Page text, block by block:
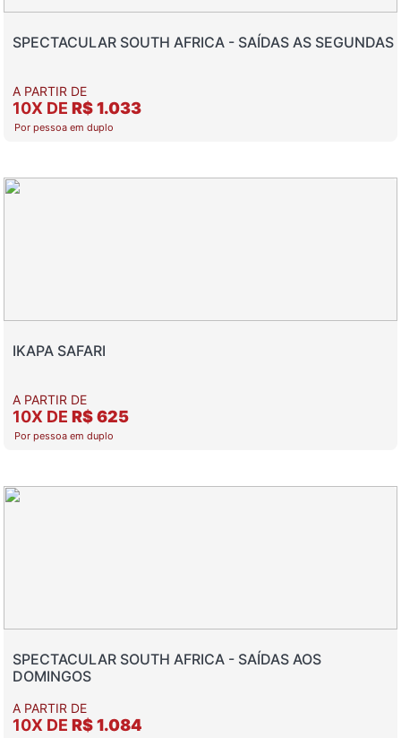
SPECTACULAR SOUTH AFRICA - SAÍDAS AS SEGUNDAS
A PARTIR DE
10X DE R$ 1.033
Por pessoa em duplo
IKAPA SAFARI
A PARTIR DE
10X DE R$ 625
Por pessoa em duplo
SPECTACULAR SOUTH AFRICA - SAÍDAS AOS
DOMINGOS
A PARTIR DE
10X DE R$ 1.084